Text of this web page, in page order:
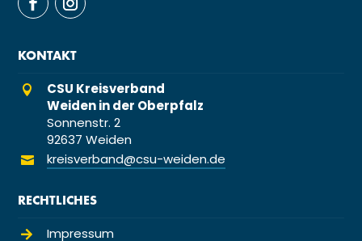
KONTAKT

CSU Kreisverband
Weiden in der Oberpfalz
Sonnenstr. 2
92637 Weiden
 kreisverband@csu-weiden.de
RECHTLICHES
 Impressum